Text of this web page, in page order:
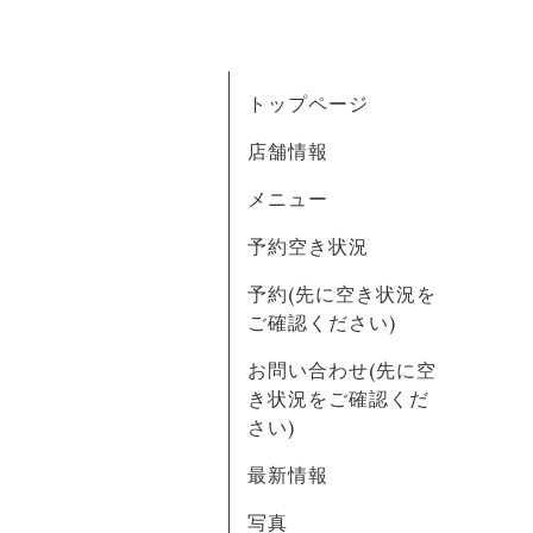
トップページ
店舗情報
メニュー
予約空き状況
予約(先に空き状況を
ご確認ください)
お問い合わせ(先に空
き状況をご確認くだ
さい)
最新情報
写真